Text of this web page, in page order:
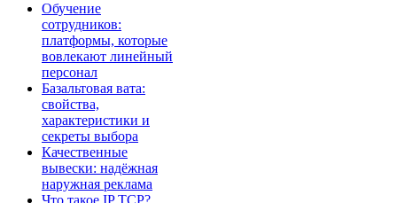
Обучение
сотрудников:
платформы, которые
вовлекают линейный
персонал
Базальтовая вата:
свойства,
характеристики и
секреты выбора
Качественные
вывески: надёжная
наружная реклама